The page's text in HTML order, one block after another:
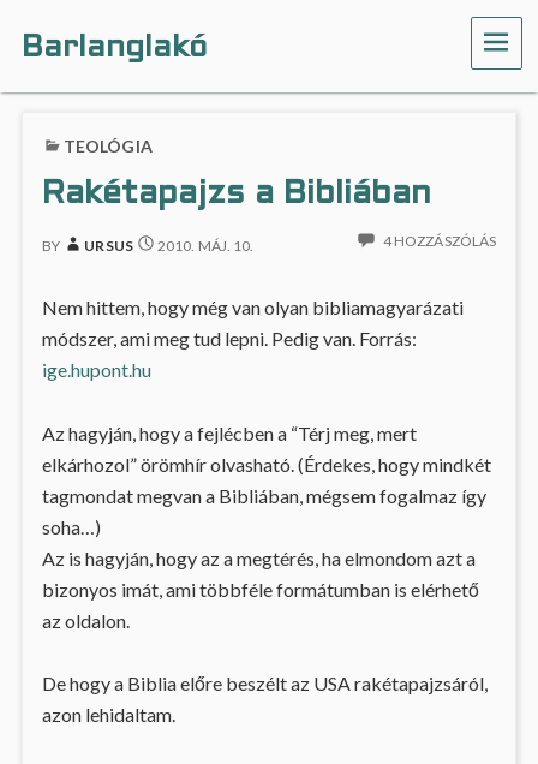
Barlanglakó
TEOLÓGIA
Rakétapajzs a Bibliában
BY URSUS 2010. MÁJ. 10. 4 HOZZÁSZÓLÁS
Nem hittem, hogy még van olyan bibliamagyarázati
módszer, ami meg tud lepni. Pedig van. Forrás:
ige.hupont.hu
Az hagyján, hogy a fejlécben a “Térj meg, mert
elkárhozol” örömhír olvasható. (Érdekes, hogy mindkét
tagmondat megvan a Bibliában, mégsem fogalmaz így
soha…)
Az is hagyján, hogy az a megtérés, ha elmondom azt a
bizonyos imát, ami többféle formátumban is elérhető
az oldalon.
De hogy a Biblia előre beszélt az USA rakétapajzsáról,
azon lehidaltam.